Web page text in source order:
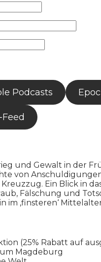
Podcasts
und Gewalt in der
von
Ein Blick in
Fälschung und
im ‚finsteren‘
(25% Rabatt auf
Magdeburg